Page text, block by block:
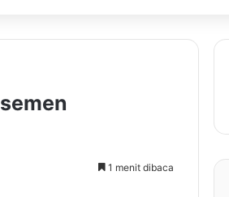
1 menit dibaca